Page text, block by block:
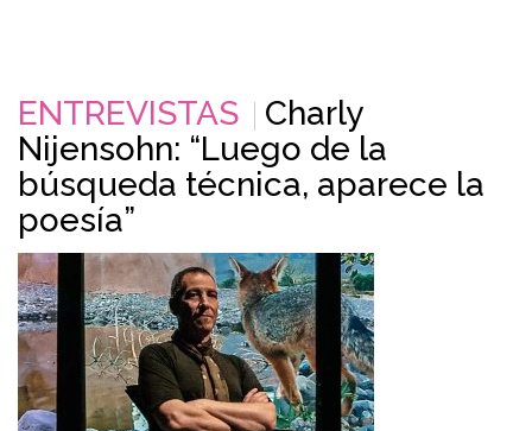
ENTREVISTAS
Charly
Nijensohn: “Luego de la
búsqueda técnica, aparece la
poesía”